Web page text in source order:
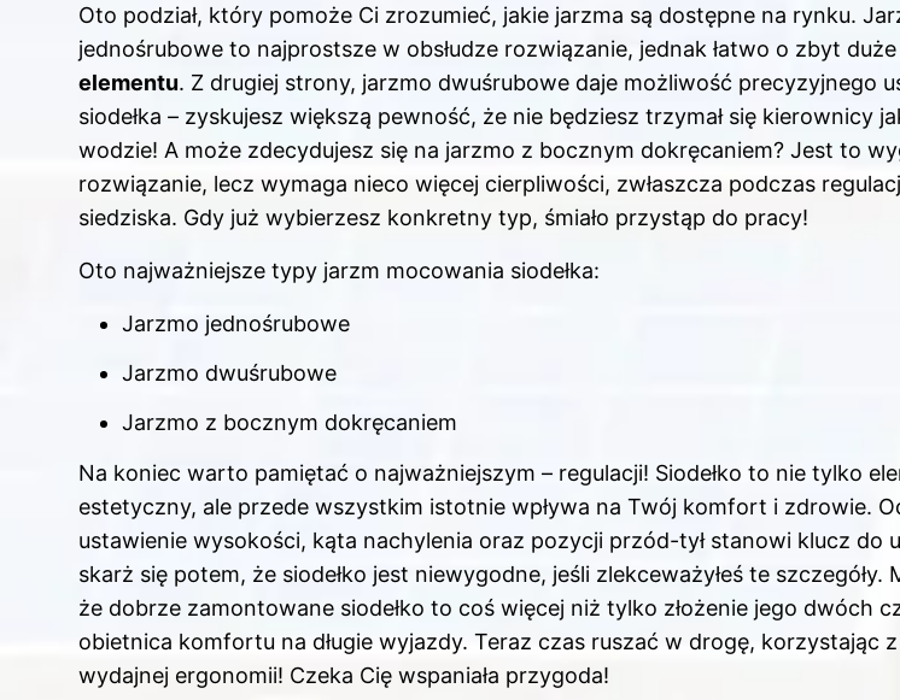
Oto podział, który pomoże Ci zrozumieć, jakie jarzma są dostępne na rynku.
jednośrubowe to najprostsze w obsłudze rozwiązanie, jednak łatwo o zbyt duże
elementu. Z drugiej strony, jarzmo dwuśrubowe daje możliwość precyzyjnego
siodełka – zyskujesz większą pewność, że nie będziesz trzymał się kierownicy
wodzie! A może zdecydujesz się na jarzmo z bocznym dokręcaniem? Jest to
rozwiązanie, lecz wymaga nieco więcej cierpliwości, zwłaszcza podczas
siedziska. Gdy już wybierzesz konkretny typ, śmiało przystąp do pracy!
Oto najważniejsze typy jarzm mocowania siodełka:
Jarzmo jednośrubowe
Jarzmo dwuśrubowe
Jarzmo z bocznym dokręcaniem
Na koniec warto pamiętać o najważniejszym – regulacji! Siodełko to nie tylko
estetyczny, ale przede wszystkim istotnie wpływa na Twój komfort i zdrowie.
ustawienie wysokości, kąta nachylenia oraz pozycji przód-tył stanowi klucz do
skarż się potem, że siodełko jest niewygodne, jeśli zlekceważyłeś te szczegóły.
że dobrze zamontowane siodełko to coś więcej niż tylko złożenie jego dwóch
obietnica komfortu na długie wyjazdy. Teraz czas ruszać w drogę, korzystając
wydajnej ergonomii! Czeka Cię wspaniała przygoda!